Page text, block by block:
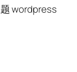
wordpress